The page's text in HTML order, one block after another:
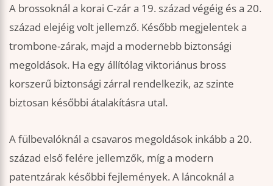
A brossoknál a korai C-zár a 19. század végéig és a 20.
század elejéig volt jellemző. Később megjelentek a
trombone-zárak, majd a modernebb biztonsági
megoldások. Ha egy állítólag viktoriánus bross
korszerű biztonsági zárral rendelkezik, az szinte
biztosan későbbi átalakításra utal.
A fülbevalóknál a csavaros megoldások inkább a 20.
század első felére jellemzők, míg a modern
patentzárak későbbi fejlemények. A láncoknál a